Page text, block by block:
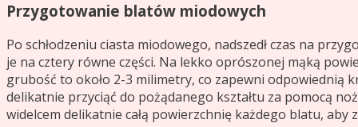
Przygotowanie blatów miodowych
Po schłodzeniu ciasta miodowego, nadszedł czas na
je na cztery równe części. Na lekko oprószonej mąką
grubość to około 2-3 milimetry, co zapewni odpowiednią
delikatnie przyciąć do pożądanego kształtu za pomocą
widelcem delikatnie całą powierzchnię każdego blatu,